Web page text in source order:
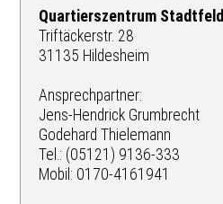
Quartierszentrum Stadtfeld
Triftäckerstr. 28
31135 Hildesheim
Ansprechpartner:
Jens-Hendrick Grumbrecht
Godehard Thielemann
Tel.: (05121) 9136-333
Mobil: 0170-4161941